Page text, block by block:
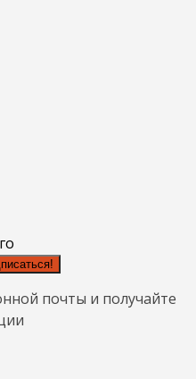
почты и получайте